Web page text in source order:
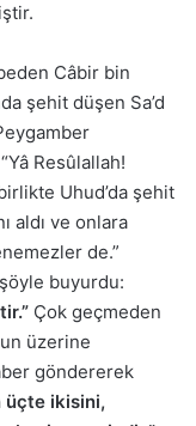
Câbir bin
şehit düşen Sa’d
Resûlallah!
birlikte Uhud’da şehit
aldı ve onlara
de.”
buyurdu:
Çok geçmeden
üzerine
göndererek
üçte ikisini,